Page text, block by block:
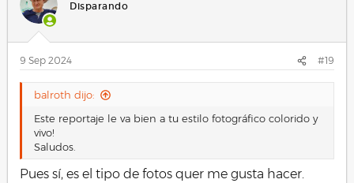
Disparando
9 Sep 2024 #19
balroth dijo:
Este reportaje le va bien a tu estilo fotográfico colorido y
vivo!
Saludos.
Pues sí, es el tipo de fotos quer me gusta hacer.